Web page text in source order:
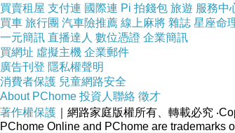
買賣租屋 支付連 國際連 Pi 拍錢包 旅遊 服務中
買車 旅行團 汽車險推薦 線上麻將 雜誌 星座命
一元簡訊 直播達人 數位憑證 企業簡訊
買網址 虛擬主機 企業郵件
廣告刊登 隱私權聲明
消費者保護 兒童網路安全
About PChome 投資人聯絡 徵才
著作權保護 ｜網路家庭版權所有、轉載必究
PChome Online and PChome are trademarks